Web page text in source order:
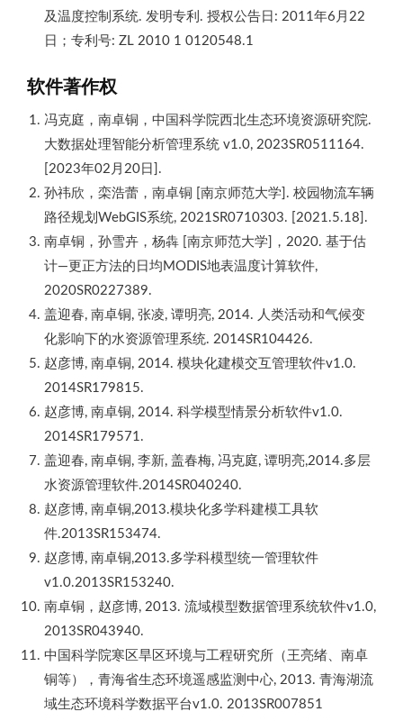
及温度控制系统. 发明专利. 授权公告日: 2011年6月22
日；专利号: ZL 2010 1 0120548.1
软件著作权
冯克庭，南卓铜，中国科学院西北生态环境资源研究院.
大数据处理智能分析管理系统 v1.0, 2023SR0511164.
[2023年02月20日].
孙祎欣，栾浩蕾，南卓铜 [南京师范大学]. 校园物流车辆
路径规划WebGIS系统, 2021SR0710303. [2021.5.18].
南卓铜，孙雪卉，杨犇 [南京师范大学]，2020. 基于估
计—更正方法的日均MODIS地表温度计算软件,
2020SR0227389.
盖迎春, 南卓铜, 张凌, 谭明亮, 2014. 人类活动和气候变
化影响下的水资源管理系统. 2014SR104426.
赵彦博, 南卓铜, 2014. 模块化建模交互管理软件v1.0.
2014SR179815.
赵彦博, 南卓铜, 2014. 科学模型情景分析软件v1.0.
2014SR179571.
盖迎春, 南卓铜, 李新, 盖春梅, 冯克庭, 谭明亮,2014.多层
水资源管理软件.2014SR040240.
赵彦博, 南卓铜,2013.模块化多学科建模工具软
件.2013SR153474.
赵彦博, 南卓铜,2013.多学科模型统一管理软件
v1.0.2013SR153240.
南卓铜，赵彦博, 2013. 流域模型数据管理系统软件v1.0,
2013SR043940.
中国科学院寒区旱区环境与工程研究所（王亮绪、南卓
铜等），青海省生态环境遥感监测中心, 2013. 青海湖流
域生态环境科学数据平台v1.0. 2013SR007851